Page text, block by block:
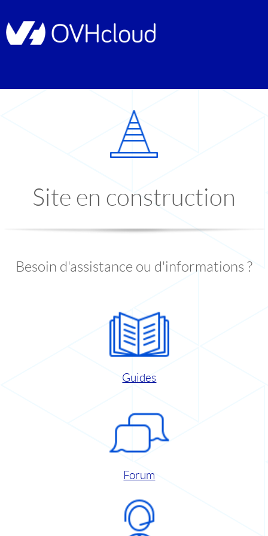
Site en construction
Besoin d'assistance ou d'informations ?
Guides
Forum